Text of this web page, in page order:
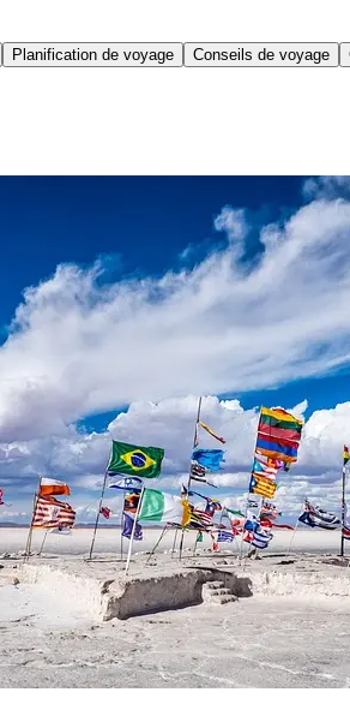
Planification de voyage Conseils de voyage